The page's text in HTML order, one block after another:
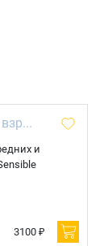
и
3100 ₽